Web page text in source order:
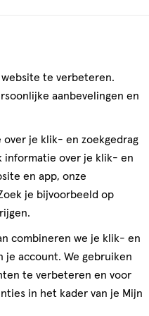
Je kan maximaal 3
1van
te verbeteren.
aanbevelingen en
over je klik- en zoekgedrag
informatie over je klik- en
en app, onze
je bijvoorbeeld op
combineren we je klik- en
je account. We gebruiken
te verbeteren en voor
in het kader van je Mijn